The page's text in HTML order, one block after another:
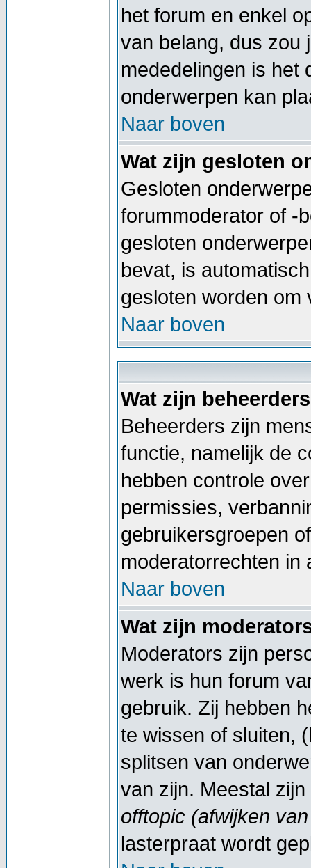
het forum en enkel
van belang, dus zou
mededelingen is het
onderwerpen kan
Naar boven
Wat zijn gesloten
Gesloten
forummoderator of -
gesloten
bevat, is
gesloten worden om
Naar boven
Wat zijn
Beheerders zijn
functie, namelijk de
hebben controle
permissies,
gebruikersgroepen
moderatorrechten in
Naar boven
Wat zijn
Moderators zijn
werk is hun forum
gebruik. Zij hebben
te wissen of sluiten,
splitsen van
van zijn. Meestal
offtopic (afwijken
lasterpraat wordt